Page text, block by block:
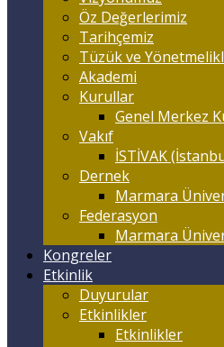
Öz Değerlerimiz
Tarihçemiz
Tüzük ve
Akademi
Kurullar
Genel Merkez
Vakıf
İSTİVAK
Dernek
Marmara
Federasyon
Marmara
Kongreler
Etkinlik
Duyurular
Etkinlikler
Etkinlikler